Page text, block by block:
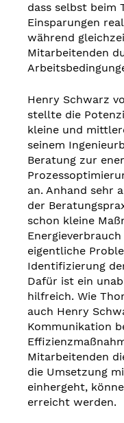
dass selbst beim
Einsparungen
während
Mitarbeitenden
Henry Schwarz
stellte die
kleine und
seinem
Beratung zur
an. Anhand sehr
der
schon kleine
eigentliche
Identifizierung
Dafür ist ein
hilfreich. Wie
auch Henry
Kommunikation
Mitarbeitenden
die Umsetzung
einhergeht,
erreicht werden.